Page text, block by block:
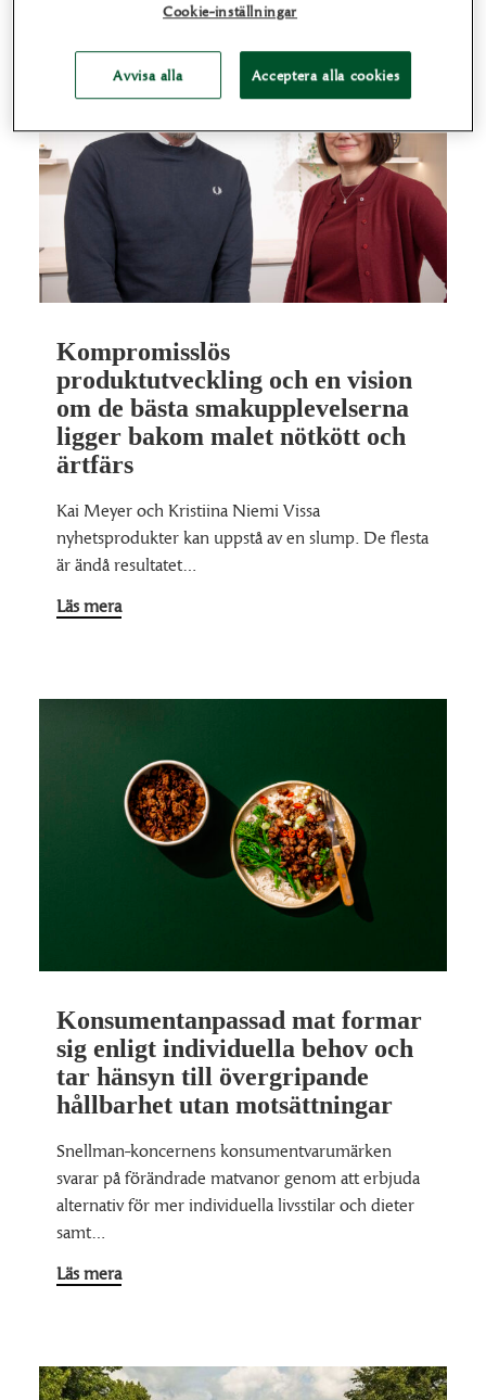
Kompromisslös
produktutveckling och en vision
om de bästa smakupplevelserna
ligger bakom malet nötkött och
ärtfärs
Kai Meyer och Kristiina Niemi Vissa
nyhetsprodukter kan uppstå av en slump. De flesta
är ändå resultatet…
Läs mera
Konsumentanpassad mat formar
sig enligt individuella behov och
tar hänsyn till övergripande
hållbarhet utan motsättningar
Snellman-koncernens konsumentvarumärken
svarar på förändrade matvanor genom att erbjuda
alternativ för mer individuella livsstilar och dieter
samt…
Läs mera
Cookie-inställningar
Avvisa alla Acceptera alla cookies